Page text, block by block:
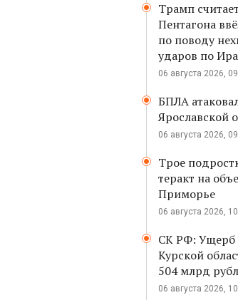
Трамп
Пентагона
по поводу
ударов по
06 августа 2026,
БПЛА
Ярославской
06 августа 2026,
Трое
теракт на
Приморье
06 августа 2026,
СК РФ: Ущерб
Курской
504 млрд
06 августа 2026,